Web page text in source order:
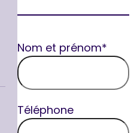
Nom et prénom*
Téléphone